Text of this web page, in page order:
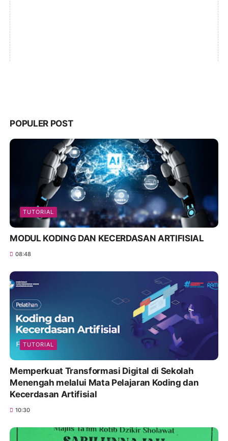
POPULER POST
TUTORIAL
MODUL KODING DAN KECERDASAN ARTIFISIAL
08:48
TUTORIAL
Memperkuat Transformasi Digital di Sekolah
Menengah melalui Mata Pelajaran Koding dan
Kecerdasan Artifisial
10:30